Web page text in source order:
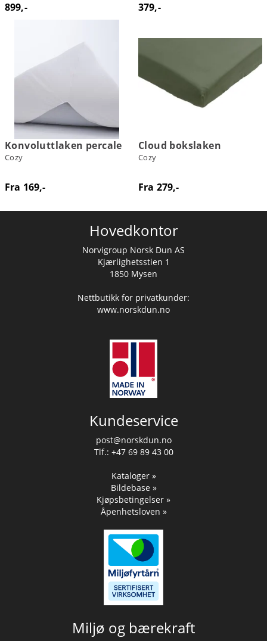
899,- 379,-
Konvoluttlaken percale
Cozy
Fra 169,-
Cloud bokslaken
Cozy
Fra 279,-
Hovedkontor
Norvigroup Norsk Dun AS
Kjærlighetsstien 1
1850 Mysen
Nettbutikk for privatkunder:
www.norskdun.no
Kundeservice
post@norskdun.no
Tlf.: +47 69 89 43 00
Kataloger »
Bildebase »
Kjøpsbetingelser »
Åpenhetsloven »
Miljø og bærekraft